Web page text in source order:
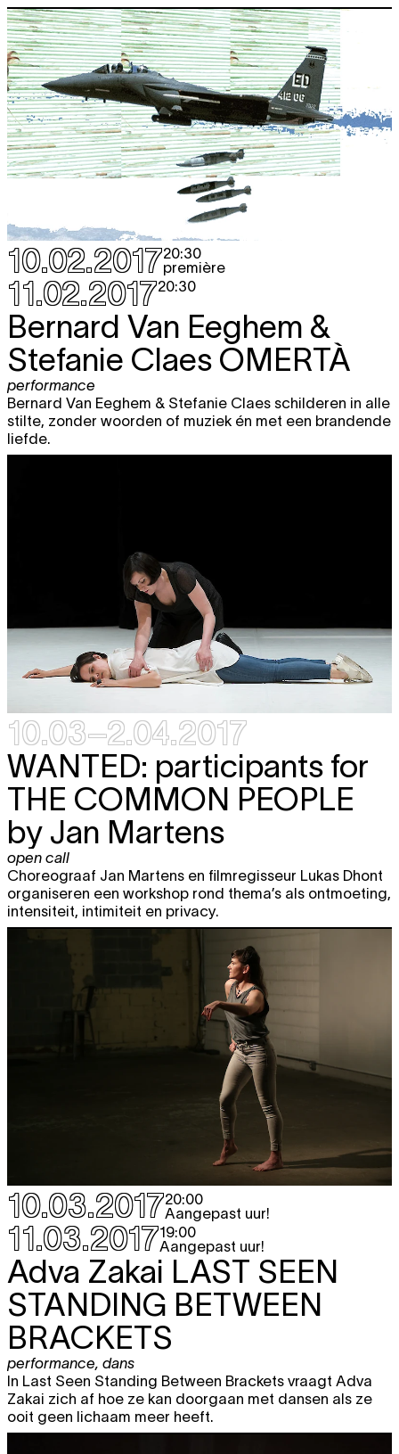
10.02.201720:30
première
11.02.201720:30
Bernard Van Eeghem &
Stefanie Claes OMERTÀ
performance
Bernard Van Eeghem & Stefanie Claes schilderen in alle
stilte, zonder woorden of muziek én met een brandende
liefde.
10.03–2.04.2017
WANTED: participants for
THE COMMON PEOPLE
by Jan Martens
open call
Choreograaf Jan Martens en filmregisseur Lukas Dhont
organiseren een workshop rond thema’s als ontmoeting,
intensiteit, intimiteit en privacy.
10.03.201720:00
Aangepast uur!
11.03.201719:00
Aangepast uur!
Adva Zakai LAST SEEN
STANDING BETWEEN
BRACKETS
performance, dans
In Last Seen Standing Between Brackets vraagt Adva
Zakai zich af hoe ze kan doorgaan met dansen als ze
ooit geen lichaam meer heeft.